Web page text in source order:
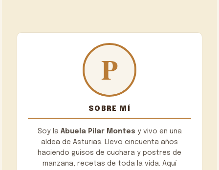
SOBRE MÍ
Soy la Abuela Pilar Montes y vivo en una
aldea de Asturias. Llevo cincuenta años
haciendo guisos de cuchara y postres de
manzana, recetas de toda la vida. Aquí